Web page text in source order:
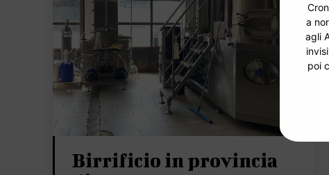
Birrificio in provincia
a
agli
poi